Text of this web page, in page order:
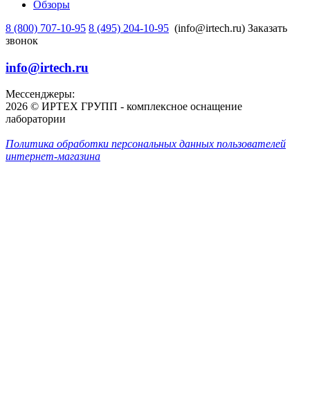
Обзоры
8 (800) 707-10-95 8 (495) 204-10-95 (info@irtech.ru) Заказать
звонок
info@irtech.ru
Мессенджеры:
2026 © ИРТЕХ ГРУПП - комплексное оснащение
лаборатории
Политика обработки персональных данных пользователей
интернет-магазина